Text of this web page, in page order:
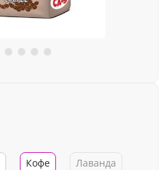
Кофе Лаванда